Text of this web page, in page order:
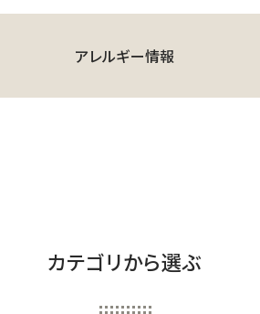
アレルギー情報
カテゴリから選ぶ